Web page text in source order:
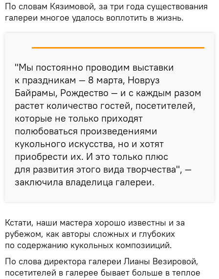
По словам Кязимовой, за три года существования
галереи многое удалось воплотить в жизнь.
"Мы постоянно проводим выставки
к праздникам — 8 марта, Новруз
Байрамы, Рождество — и с каждым разом
растет количество гостей, посетителей,
которые не только приходят
полюбоваться произведениями
кукольного искусства, но и хотят
приобрести их. И это только плюс
для развития этого вида творчества", —
заключила владелица галереи.
Кстати, наши мастера хорошо известны и за
рубежом, как авторы сложных и глубоких
по содержанию кукольных композииций.
По слова директора галереи Лианы Везировой,
посетителей в галерее бывает больше в теплое